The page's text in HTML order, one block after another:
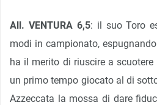
All. VENTURA 6,5: il suo Toro
modi in campionato,
ha il merito di riuscire a
un primo tempo giocato al di
Azzeccata la mossa di dare